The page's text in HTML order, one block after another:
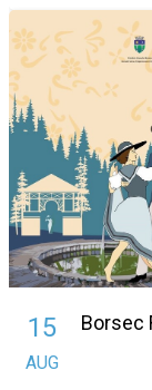
15
AUG
Borsec